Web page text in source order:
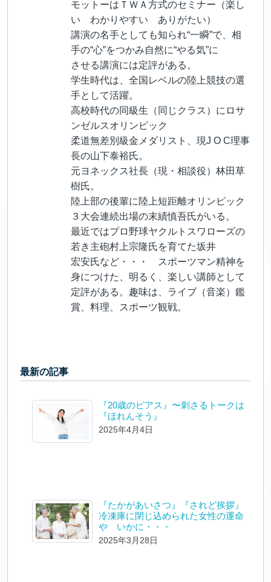
モットーはＴＷＡ方式のセミナー（楽し
い わかりやすい ありがたい）
講演の名手としても知られ“一瞬”で、相
手の“心”をつかみ自然に“やる気”に
させる講演には定評がある。
学生時代は、全国レベルの陸上競技の選
手として活躍。
高校時代の同級生（同じクラス）にロサ
ンゼルスオリンピック
柔道無差別級金メダリスト、現J O C理事
長の山下泰裕氏。
元ヨネックス社長（現・相談役）林田草
樹氏。
陸上部の後輩に陸上短距離オリンピック
３大会連続出場の末績慎吾氏がいる。
最近ではプロ野球ヤクルトスワローズの
若き主砲村上宗隆氏を育てた坂井
宏安氏など・・・ スポーツマン精神を
身につけた、明るく、楽しい講師として
定評がある。趣味は、ライブ（音楽）鑑
賞、料理、スポーツ観戦。
最新の記事
『20歳のピアス』〜刺さるトークは
『ほれんそう』
2025年4月4日
『たかがあいさつ』『されど挨拶』
冷凍庫に閉じ込められた女性の運命
や いかに・・・
2025年3月28日